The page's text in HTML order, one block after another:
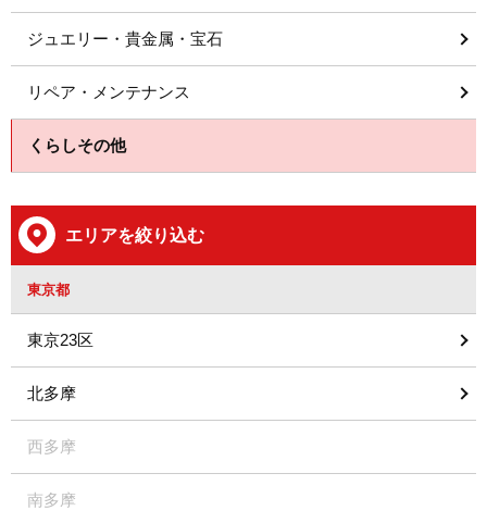
ジュエリー・貴金属・宝石
リペア・メンテナンス
くらしその他
エリアを絞り込む
東京都
東京23区
北多摩
西多摩
南多摩